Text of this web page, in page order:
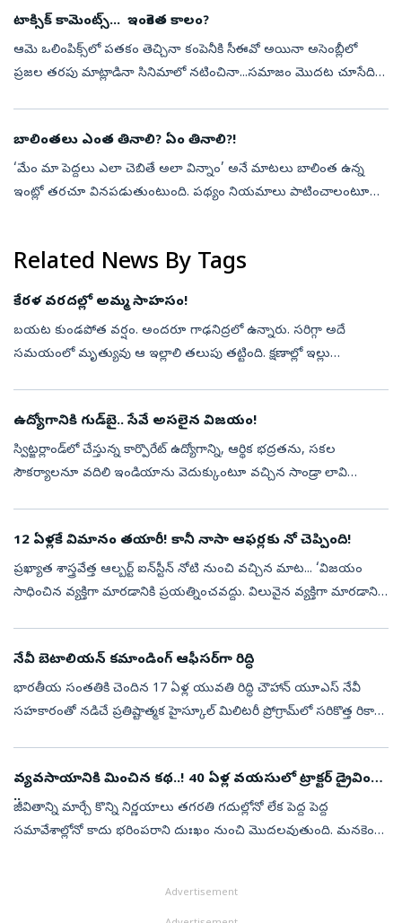
టాక్సిక్‌ కామెంట్స్‌... ఇంకెంత కాలం?
ఆమె ఒలింపిక్స్‌లో పతకం తెచ్చినా కంపెనీకి సీఈవో అయినా అసెంబ్లీలో
ప్రజల తరపు మాట్లాడినా సినిమాలో నటించినా...సమాజం మొదట చూసేది
బాలింతలు ఎంత తినాలి? ఏం తినాలి?!
‘మేం మా పెద్దలు ఎలా చెబితే అలా విన్నాం’ అనే మాటలు బాలింత ఉన్న
ఇంట్లో తరచూ వినపడుతుంటుంది. పథ్యం నియమాలు పాటించాలంటూ
Related News By Tags
కేరళ వరదల్లో అమ్మ సాహసం!
బయట కుండపోత వర్షం. అందరూ గాఢనిద్రలో ఉన్నారు. సరిగ్గా అదే
సమయంలో మృత్యువు ఆ ఇల్లాలి తలుపు తట్టింది. క్షణాల్లో ఇల్లు
ఉద్యోగానికి గుడ్‌బై.. సేవే అసలైన విజయం!
స్విట్జర్లాండ్‌లో చేస్తున్న కార్పొరేట్‌ ఉద్యోగాన్ని, ఆర్థిక భద్రతను, సకల
సౌకర్యాలనూ వదిలి ఇండియాను వెదుక్కుంటూ వచ్చిన సాండ్రా లావి
12 ఏళ్లకే విమానం తయారీ! కానీ నాసా ఆఫర్లకు నో చెప్పింది!
ప్రఖ్యాత శాస్త్రవేత్త ఆల్బర్ట్‌ ఐన్‌స్టీన్‌ నోటి నుంచి వచ్చిన మాట... ‘విజయం
సాధించిన వ్యక్తిగా మారడానికి ప్రయత్నించవద్దు. విలువైన వ్యక్తిగా మారడానికి
నేవీ బెటాలియన్‌ కమాండింగ్‌ ఆఫీసర్‌గా రిద్ధి
భారతీయ సంతతికి చెందిన 17 ఏళ్ల యువతి రిద్ధి చౌహాన్‌ యూఎస్‌ నేవీ
సహకారంతో నడిచే ప్రతిష్టాత్మక హైస్కూల్‌ మిలిటరీ ప్రోగ్రామ్‌లో సరికొత్త రికార్డు
వ్యవసాయానికి మించిన కథ..! 40 ఏళ్ల వయసులో ట్రాక్టర్‌ డ్రైవింగ్‌
..
జీవితాన్ని మార్చే కొన్ని నిర్ణయాలు తగరతి గదుల్లోనో లేక పెద్ద పెద్ద
సమావేశాల్లోనో కాదు భరింపరాని దుఃఖం నుంచి మొదలవుతుంది. మనకెంతో
Advertisement